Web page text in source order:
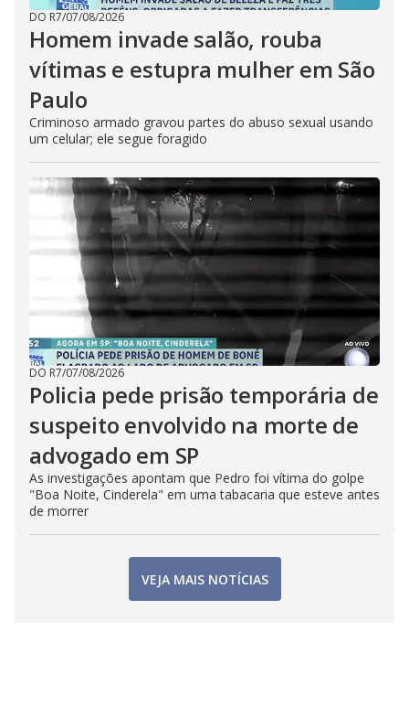
DO R7/07/08/2026
Homem invade salão, rouba
vítimas e estupra mulher em São
Paulo
Criminoso armado gravou partes do abuso sexual usando
um celular; ele segue foragido
DO R7/07/08/2026
Policia pede prisão temporária de
suspeito envolvido na morte de
advogado em SP
As investigações apontam que Pedro foi vítima do golpe
"Boa Noite, Cinderela" em uma tabacaria que esteve antes
de morrer
VEJA MAIS NOTÍCIAS